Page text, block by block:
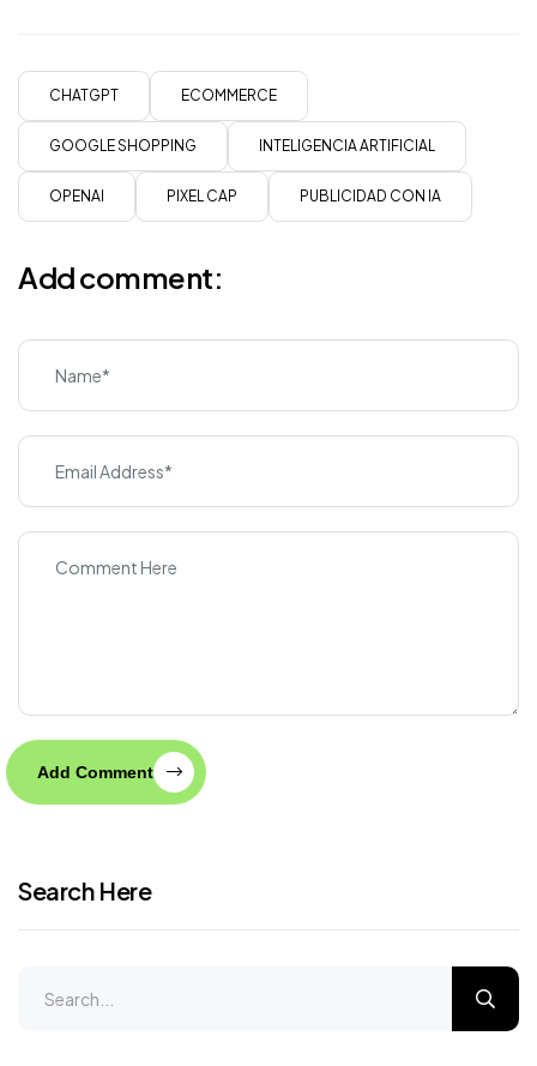
CHATGPT ECOMMERCE
GOOGLE SHOPPING INTELIGENCIA ARTIFICIAL
OPENAI PIXEL CAP PUBLICIDAD CON IA
Add comment:
Add Comment
Search Here